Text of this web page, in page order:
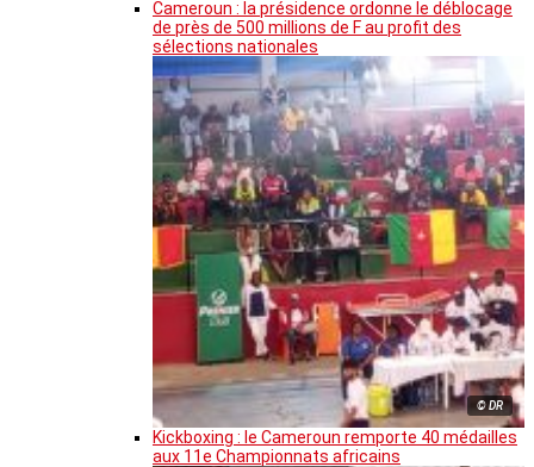
Cameroun : la présidence ordonne le déblocage
de près de 500 millions de F au profit des
sélections nationales
© DR
Kickboxing : le Cameroun remporte 40 médailles
aux 11e Championnats africains